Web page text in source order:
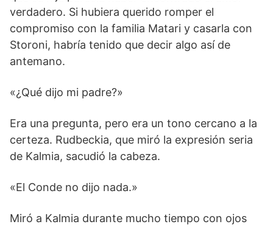
verdadero. Si hubiera querido romper el
compromiso con la familia Matari y casarla con
Storoni, habría tenido que decir algo así de
antemano.
«¿Qué dijo mi padre?»
Era una pregunta, pero era un tono cercano a la
certeza. Rudbeckia, que miró la expresión seria
de Kalmia, sacudió la cabeza.
«El Conde no dijo nada.»
Miró a Kalmia durante mucho tiempo con ojos